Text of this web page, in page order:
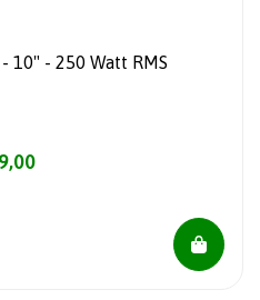
10" - 250 Watt RMS